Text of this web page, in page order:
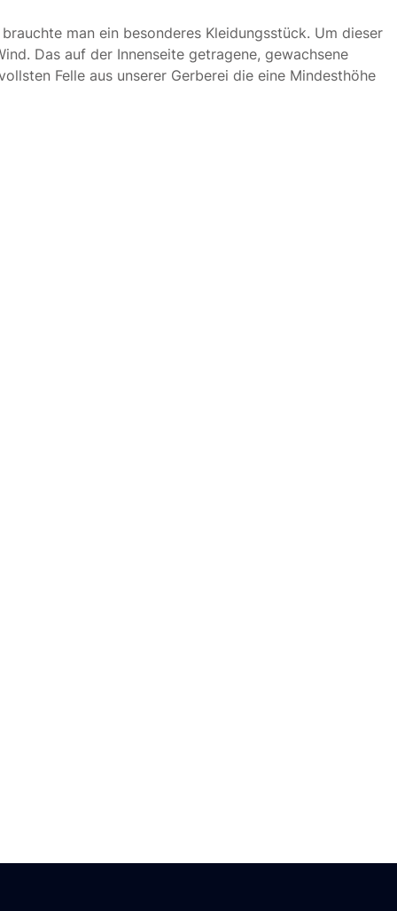
man ein besonderes Kleidungsstück. Um dieser
Das auf der Innenseite getragene, gewachsene
Felle aus unserer Gerberei die eine Mindesthöhe